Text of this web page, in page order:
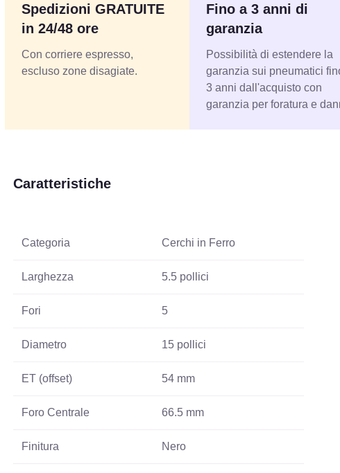
Spedizioni GRATUITE
in 24/48 ore
Con corriere espresso,
escluso zone disagiate.
Fino a 3 anni di
garanzia
Possibilità di estendere la
garanzia sui pneumatici
3 anni dall'acquisto con
garanzia per foratura e
Caratteristiche
Categoria Cerchi in Ferro
Larghezza 5.5 pollici
Fori 5
Diametro 15 pollici
ET (offset) 54 mm
Foro Centrale 66.5 mm
Finitura Nero